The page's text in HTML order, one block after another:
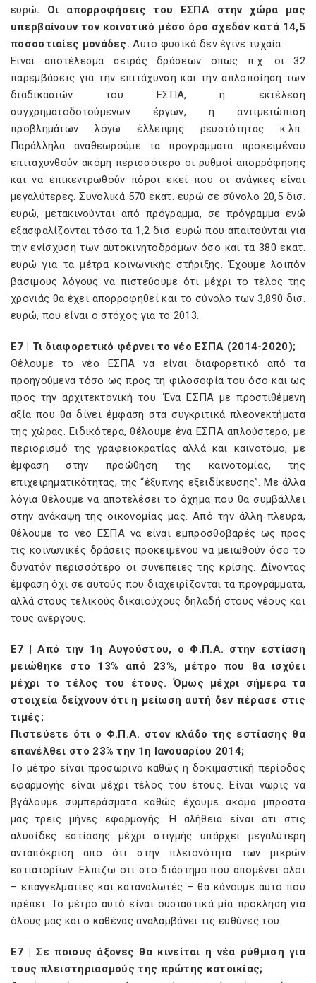
ευρώ. Οι απορροφήσεις του ΕΣΠΑ στην χώρα μας
υπερβαίνουν τον κοινοτικό μέσο όρο σχεδόν κατά 14,5
ποσοστιαίες μονάδες. Αυτό φυσικά δεν έγινε τυχαία:
Είναι αποτέλεσμα σειράς δράσεων όπως π.χ. οι 32
παρεμβάσεις για την επιτάχυνση και την απλοποίηση των
διαδικασιών του ΕΣΠΑ, η εκτέλεση
συγχρηματοδοτούμενων έργων, η αντιμετώπιση
προβλημάτων λόγω έλλειψης ρευστότητας κ.λπ..
Παράλληλα αναθεωρούμε τα προγράμματα προκειμένου
επιταχυνθούν ακόμη περισσότερο οι ρυθμοί απορρόφησης
και να επικεντρωθούν πόροι εκεί που οι ανάγκες είναι
μεγαλύτερες. Συνολικά 570 εκατ. ευρώ σε σύνολο 20,5 δισ.
ευρώ, μετακινούνται από πρόγραμμα, σε πρόγραμμα ενώ
εξασφαλίζονται τόσο τα 1,2 δισ. ευρώ που απαιτούνται για
την ενίσχυση των αυτοκινητοδρόμων όσο και τα 380 εκατ.
ευρώ για τα μέτρα κοινωνικής στήριξης. Έχουμε λοιπόν
βάσιμους λόγους να πιστεύουμε ότι μέχρι το τέλος της
χρονιάς θα έχει απορροφηθεί και το σύνολο των 3,890 δισ.
ευρώ, που είναι ο στόχος για το 2013.
E7 | Τι διαφορετικό φέρνει το νέο ΕΣΠΑ (2014-2020);
Θέλουμε το νέο ΕΣΠΑ να είναι διαφορετικό από τα
προηγούμενα τόσο ως προς τη φιλοσοφία του όσο και ως
προς την αρχιτεκτονική του. Ένα ΕΣΠΑ με προστιθέμενη
αξία που θα δίνει έμφαση στα συγκριτικά πλεονεκτήματα
της χώρας. Ειδικότερα, θέλουμε ένα ΕΣΠΑ απλούστερο, με
περιορισμό της γραφειοκρατίας αλλά και καινοτόμο, με
έμφαση στην προώθηση της καινοτομίας, της
επιχειρηματικότητας, της “έξυπνης εξειδίκευσης”. Με άλλα
λόγια θέλουμε να αποτελέσει το όχημα που θα συμβάλλει
στην ανάκαψη της οικονομίας μας. Από την άλλη πλευρά,
θέλουμε το νέο ΕΣΠΑ να είναι εμπροσθοβαρές ως προς
τις κοινωνικές δράσεις προκειμένου να μειωθούν όσο το
δυνατόν περισσότερο οι συνέπειες της κρίσης. Δίνοντας
έμφαση όχι σε αυτούς που διαχειρίζονται τα προγράμματα,
αλλά στους τελικούς δικαιούχους δηλαδή στους νέους και
τους ανέργους.
E7 | Από την 1η Αυγούστου, ο Φ.Π.Α. στην εστίαση
μειώθηκε στο 13% από 23%, μέτρο που θα ισχύει
μέχρι το τέλος του έτους. Όμως μέχρι σήμερα τα
στοιχεία δείχνουν ότι η μείωση αυτή δεν πέρασε στις
τιμές;
Πιστεύετε ότι ο Φ.Π.Α. στον κλάδο της εστίασης θα
επανέλθει στο 23% την 1η Ιανουαρίου 2014;
Το μέτρο είναι προσωρινό καθώς η δοκιμαστική περίοδος
εφαρμογής είναι μέχρι τέλος του έτους. Είναι νωρίς να
βγάλουμε συμπεράσματα καθώς έχουμε ακόμα μπροστά
μας τρεις μήνες εφαρμογής. Η αλήθεια είναι ότι στις
αλυσίδες εστίασης μέχρι στιγμής υπάρχει μεγαλύτερη
ανταπόκριση από ότι στην πλειονότητα των μικρών
εστιατορίων. Ελπίζω ότι στο διάστημα που απομένει όλοι
– επαγγελματίες και καταναλωτές – θα κάνουμε αυτό που
πρέπει. Το μέτρο αυτό είναι ουσιαστικά μία πρόκληση για
όλους μας και ο καθένας αναλαμβάνει τις ευθύνες του.
E7 | Σε ποιους άξονες θα κινείται η νέα ρύθμιση για
τους πλειστηριασμούς της πρώτης κατοικίας;